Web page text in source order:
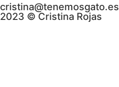
cristina@tenemosgato.es
2023 © Cristina Rojas